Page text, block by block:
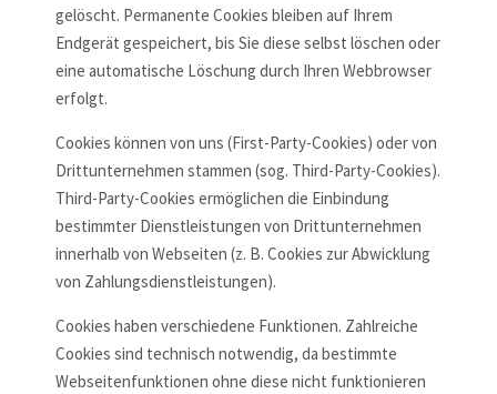
gelöscht. Permanente Cookies bleiben auf Ihrem
Endgerät gespeichert, bis Sie diese selbst löschen oder
eine automatische Löschung durch Ihren Webbrowser
erfolgt.
Cookies können von uns (First-Party-Cookies) oder von
Drittunternehmen stammen (sog. Third-Party-Cookies).
Third-Party-Cookies ermöglichen die Einbindung
bestimmter Dienstleistungen von Drittunternehmen
innerhalb von Webseiten (z. B. Cookies zur Abwicklung
von Zahlungsdienstleistungen).
Cookies haben verschiedene Funktionen. Zahlreiche
Cookies sind technisch notwendig, da bestimmte
Webseitenfunktionen ohne diese nicht funktionieren